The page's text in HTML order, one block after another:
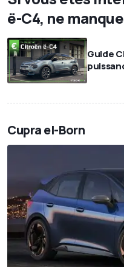
ë-C4, ne
Guide
Cupra el-Born